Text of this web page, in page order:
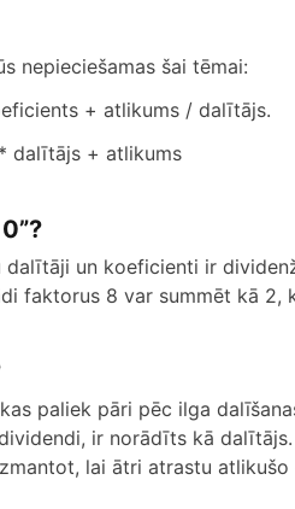
nepieciešamas šai tēmai:
+ atlikums / dalītājs.
dalītājs + atlikums
dalītāji un koeficienti ir
faktorus 8 var summēt kā
paliek pāri pēc ilga
ir norādīts kā
lai ātri atrastu atlikušo